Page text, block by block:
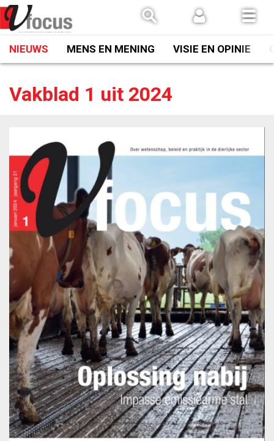
Spring
naar
inhoud
NIEUWS MENS EN MENING VISIE EN OPINIE
Vakblad 1 uit 2024